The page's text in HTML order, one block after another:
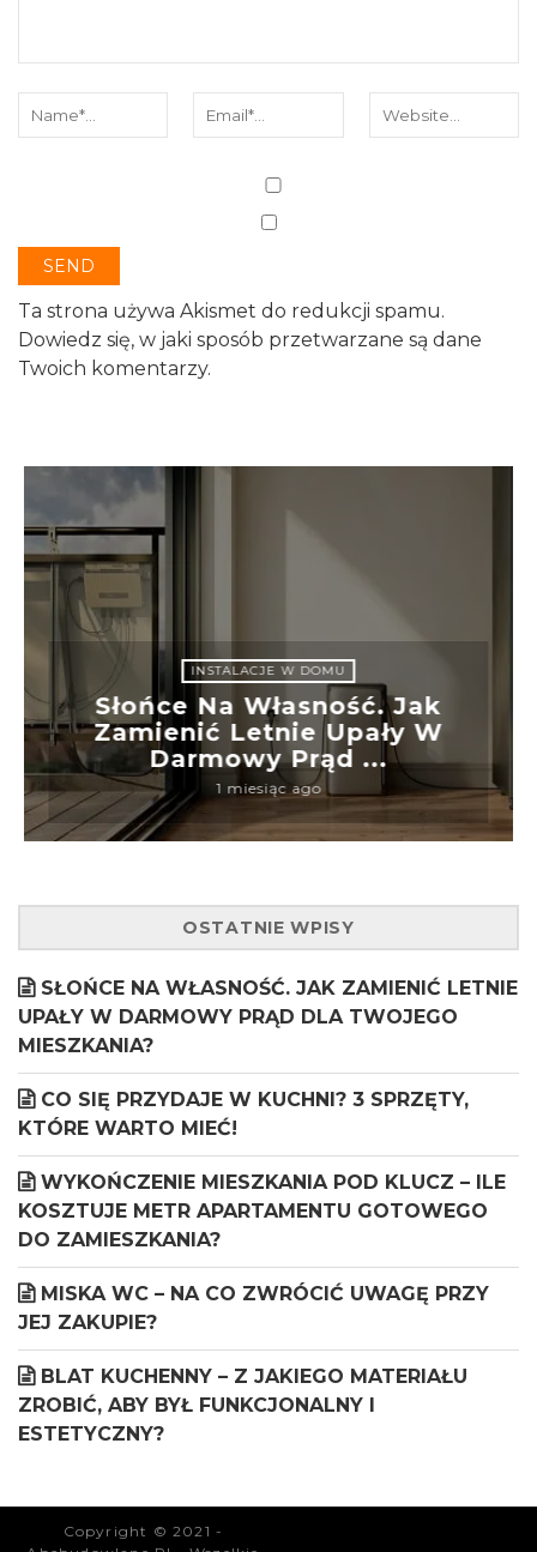
Ta strona używa Akismet do redukcji spamu.
Dowiedz się, w jaki sposób przetwarzane są dane
Twoich komentarzy.
INSTALACJE W DOMU
Słońce Na Własność. Jak
Zamienić Letnie Upały W
Darmowy Prąd ...
1 miesiąc ago
OSTATNIE WPISY
SŁOŃCE NA WŁASNOŚĆ. JAK ZAMIENIĆ LETNIE
UPAŁY W DARMOWY PRĄD DLA TWOJEGO
MIESZKANIA?
CO SIĘ PRZYDAJE W KUCHNI? 3 SPRZĘTY,
KTÓRE WARTO MIEĆ!
WYKOŃCZENIE MIESZKANIA POD KLUCZ – ILE
KOSZTUJE METR APARTAMENTU GOTOWEGO
DO ZAMIESZKANIA?
MISKA WC – NA CO ZWRÓCIĆ UWAGĘ PRZY
JEJ ZAKUPIE?
BLAT KUCHENNY – Z JAKIEGO MATERIAŁU
ZROBIĆ, ABY BYŁ FUNKCJONALNY I
ESTETYCZNY?
Copyright © 2021 -